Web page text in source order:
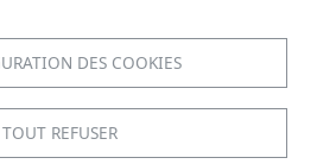
DES COOKIES
TOUT REFUSER